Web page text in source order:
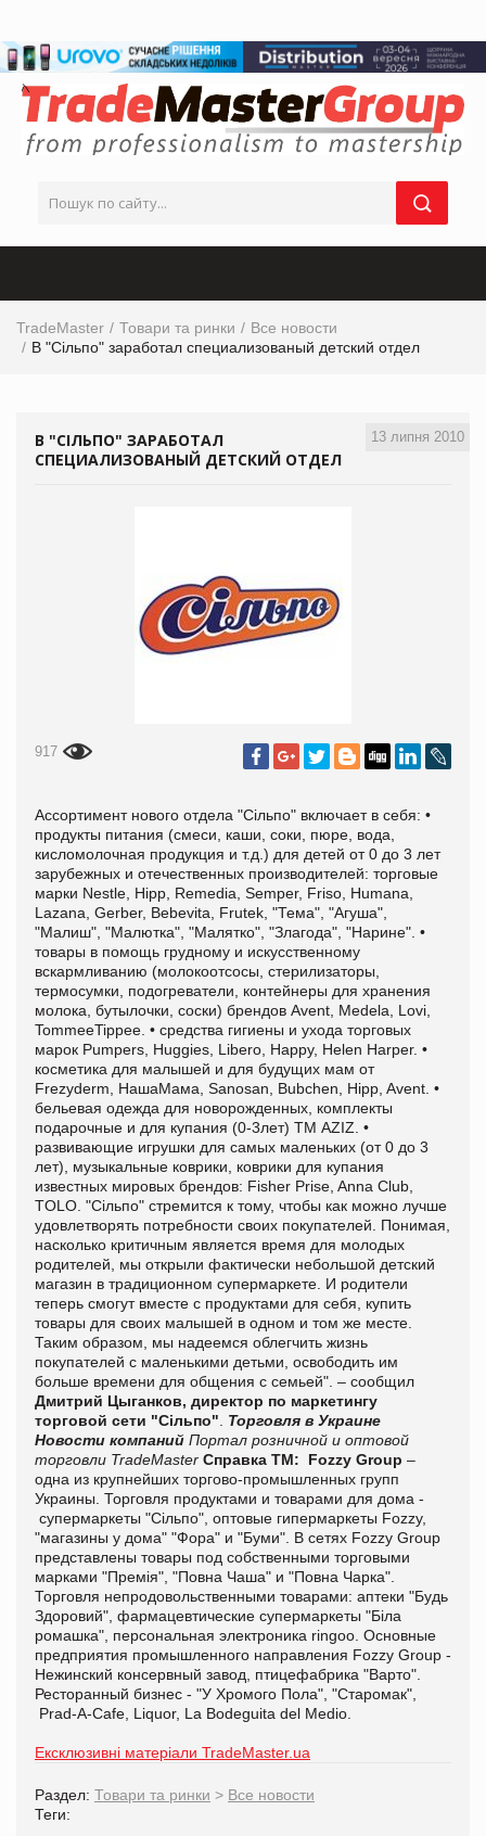
TradeMaster Товари та ринки
Все новости
В "Сільпо" заработал специализованый детский отдел
13 липня 2010
В "СІЛЬПО" ЗАРАБОТАЛ
СПЕЦИАЛИЗОВАНЫЙ ДЕТСКИЙ ОТДЕЛ
917
Ассортимент нового отдела "Сільпо" включает в себя: •
продукты питания (смеси, каши, соки, пюре, вода,
кисломолочная продукция и т.д.) для детей от 0 до 3 лет
зарубежных и отечественных производителей: торговые
марки Nestle, Hipp, Remedia, Semper, Friso, Humana,
Lazana, Gerber, Bebevita, Frutek, "Тема", "Агуша",
"Малиш", "Малютка", "Малятко", "Злагода", "Нарине". •
товары в помощь грудному и искусственному
вскармливанию (молокоотсосы, стерилизаторы,
термосумки, подогреватели, контейнеры для хранения
молока, бутылочки, соски) брендов Avent, Medela, Lovi,
TommeeTippee. • средства гигиены и ухода торговых
марок Pumpers, Huggies, Libero, Happy, Helen Harper. •
косметика для малышей и для будущих мам от
Frezyderm, НашаМама, Sanosan, Bubchen, Hipp, Avent. •
бельевая одежда для новорожденных, комплекты
подарочные и для купания (0-3лет) ТМ AZIZ. •
развивающие игрушки для самых маленьких (от 0 до 3
лет), музыкальные коврики, коврики для купания
известных мировых брендов: Fisher Prise, Anna Club,
TOLO. "Сільпо" стремится к тому, чтобы как можно лучше
удовлетворять потребности своих покупателей. Понимая,
насколько критичным является время для молодых
родителей, мы открыли фактически небольшой детский
магазин в традиционном супермаркете. И родители
теперь смогут вместе с продуктами для себя, купить
товары для своих малышей в одном и том же месте.
Таким образом, мы надеемся облегчить жизнь
покупателей с маленькими детьми, освободить им
больше времени для общения с семьей". – сообщил
Дмитрий Цыганков, директор по маркетингу
торговой сети "Сільпо"
Торговля в Украине
Новости компаний Портал розничной и оптовой
торговли TradeMaster Справка ТМ: Fozzy Group –
одна из крупнейших торгово-промышленных групп
Украины. Торговля продуктами и товарами для дома -
супермаркеты "Сільпо", оптовые гипермаркеты Fozzy,
"магазины у дома" "Фора" и "Буми". В сетях Fozzy Group
представлены товары под собственными торговыми
марками "Премія", "Повна Чаша" и "Повна Чарка".
Торговля непродовольственными товарами: аптеки "Будь
Здоровий", фармацевтические супермаркеты "Біла
ромашка", персональная электроника ringoo. Основные
предприятия промышленного направления Fozzy Group -
Нежинский консервный завод, птицефабрика "Варто".
Ресторанный бизнес - "У Хромого Пола", "Старомак",
Prad-A-Cafe, Liquor, La Bodeguita del Medio.
Ексклюзивні матеріали TradeMaster.ua
Раздел: Товари та ринки > Все новости
Теги: